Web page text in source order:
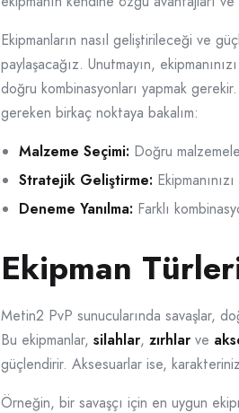
Ekipmanların nasıl geliştirileceği ve
paylaşacağız. Unutmayın,
doğru kombinasyonları yapmak
gereken birkaç noktaya bakalım:
Malzeme Seçimi: Doğru
Stratejik Geliştirme:
Deneme Yanılma: Farklı
Ekipman
Metin2 PvP sunucularında savaşlar,
Bu ekipmanlar, silahlar, zırhlar ve
güçlendirir. Aksesuarlar ise,
Örneğin, bir savaşçı için en uygun